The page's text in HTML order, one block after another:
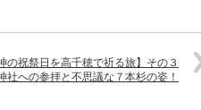
の祝祭日を高千穂で祈る旅】その３
社への参拝と不思議な７本杉の姿！